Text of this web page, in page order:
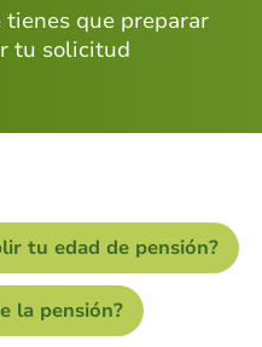
tienes que preparar
tu solicitud
tu edad de pensión?
la pensión?